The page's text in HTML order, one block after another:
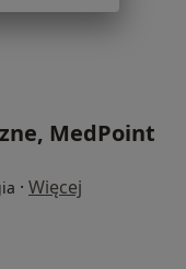
MedPoint
· Więcej